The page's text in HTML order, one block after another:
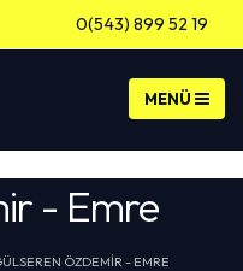
0(543) 899 52 19
- Emre
ÖZDEMIR - EMRE